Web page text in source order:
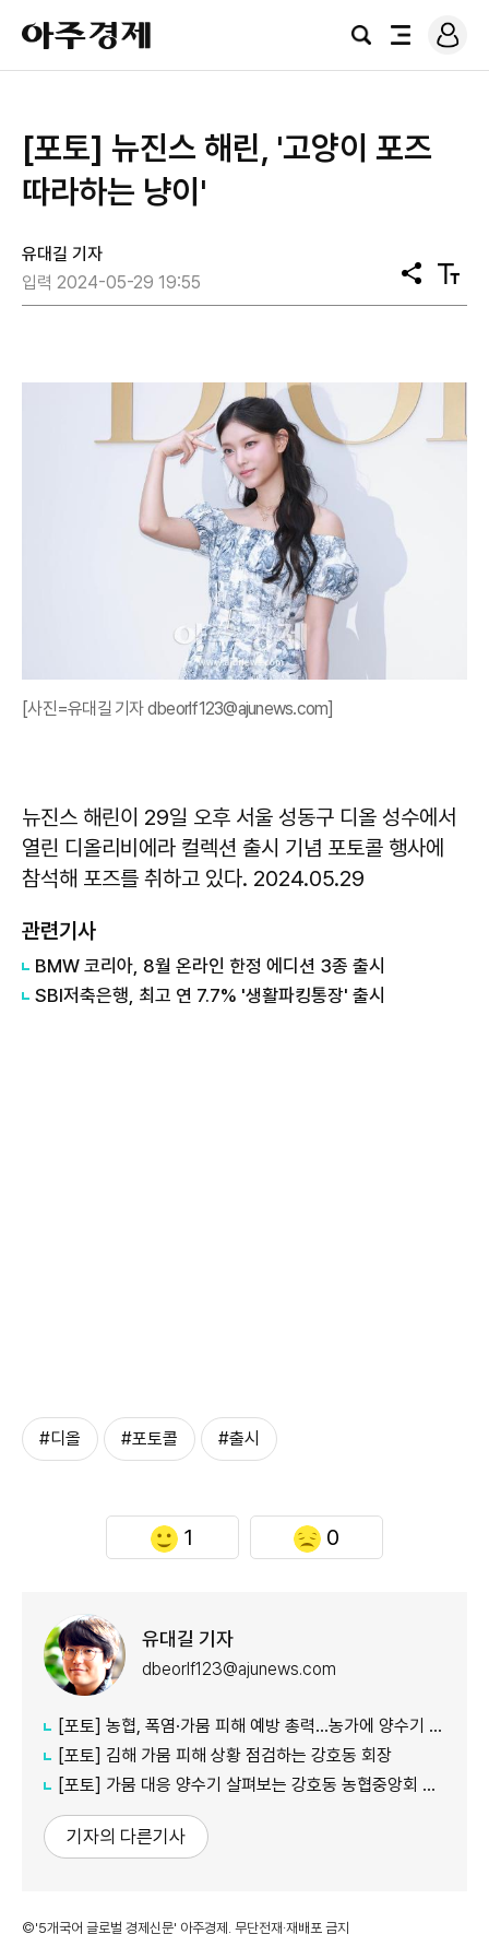
아
주
경
검
전
로
그
[포토] 뉴진스 해린, '고양이 포즈
따라하는 냥이'
유대길 기자
입력 2024-05-29 19:55
공
유
텍
스
[사진=유대길 기자 dbeorlf123@ajunews.com]
뉴진스 해린이 29일 오후 서울 성동구 디올 성수에서
열린 디올리비에라 컬렉션 출시 기념 포토콜 행사에
참석해 포즈를 취하고 있다. 2024.05.29
관련기사
BMW 코리아, 8월 온라인 한정 에디션 3종 출시
SBI저축은행, 최고 연 7.7% '생활파킹통장' 출시
#디올 #포토콜 #출시
1 0
유대길 기자
dbeorlf123@ajunews.com
[포토] 농협, 폭염·가뭄 피해 예방 총력…농가에 양수기 지원
[포토] 김해 가뭄 피해 상황 점검하는 강호동 회장
[포토] 가뭄 대응 양수기 살펴보는 강호동 농협중앙회 회장
기자의 다른기사
©'5개국어 글로벌 경제신문' 아주경제. 무단전재·재배포 금지